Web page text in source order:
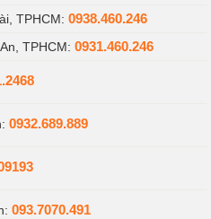
TPHCM: 0938.460.246
TPHCM: 0931.460.246
0932.689.889
093.7070.491